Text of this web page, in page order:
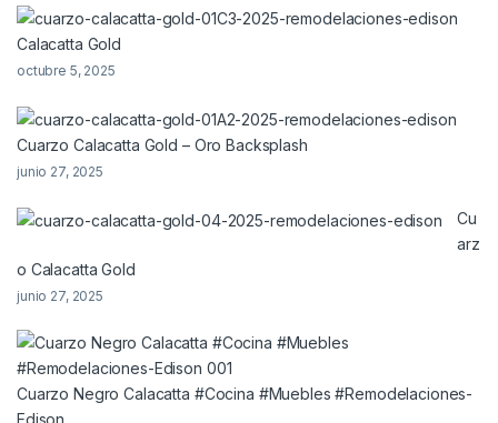
Calacatta Gold
octubre 5, 2025
Cuarzo Calacatta Gold – Oro Backsplash
junio 27, 2025
Cu
arz
o Calacatta Gold
junio 27, 2025
Cuarzo Negro Calacatta #Cocina #Muebles #Remodelaciones-
Edison